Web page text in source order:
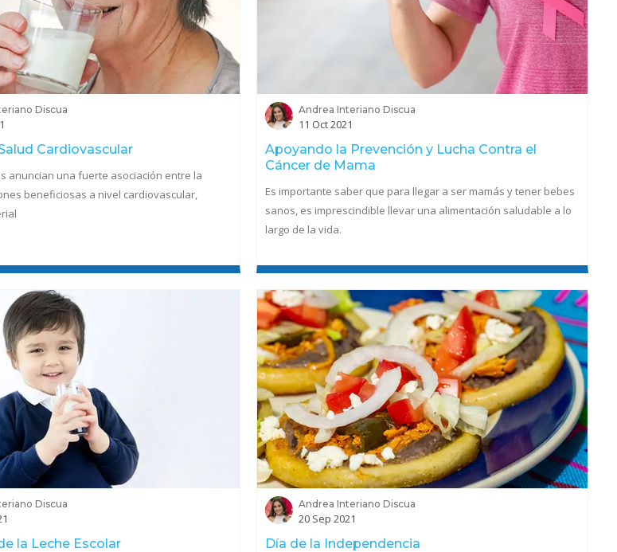
Discua
Cardiovascular
anuncian una fuerte asociación entre la
beneficiosas a nivel cardiovascular,
Andrea Interiano Discua
11 Oct 2021
Apoyando la Prevención y Lucha Contra el
Cáncer de Mama
Es importante saber que para llegar a ser mamás y tener bebes
sanos, es imprescindible llevar una alimentación saludable a lo
largo de la vida.
Discua
la Leche Escolar
Andrea Interiano Discua
20 Sep 2021
Día de la Independencia